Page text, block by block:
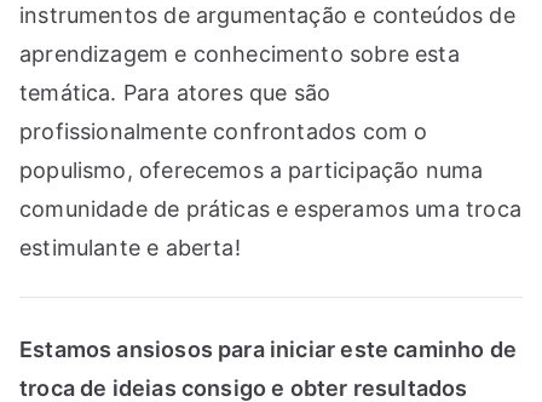
instrumentos de argumentação e conteúdos de
aprendizagem e conhecimento sobre esta
temática. Para atores que são
profissionalmente confrontados com o
populismo, oferecemos a participação numa
comunidade de práticas e esperamos uma troca
estimulante e aberta!
Estamos ansiosos para iniciar este caminho de
troca de ideias consigo e obter resultados